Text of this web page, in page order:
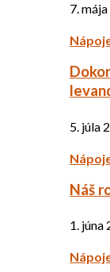
7.
5. júla
Náš
1. júna